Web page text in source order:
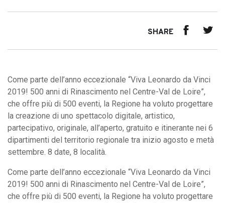
SHARE
Come parte dell’anno eccezionale “Viva Leonardo da Vinci
2019! 500 anni di Rinascimento nel Centre-Val de Loire”,
che offre più di 500 eventi, la Regione ha voluto progettare
la creazione di uno spettacolo digitale, artistico,
partecipativo, originale, all’aperto, gratuito e itinerante nei 6
dipartimenti del territorio regionale tra inizio agosto e metà
settembre. 8 date, 8 località.
Come parte dell’anno eccezionale “Viva Leonardo da Vinci
2019! 500 anni di Rinascimento nel Centre-Val de Loire”,
che offre più di 500 eventi, la Regione ha voluto progettare